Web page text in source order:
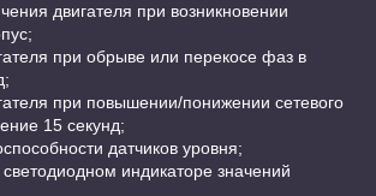
двигателя при возникновении
при обрыве или перекосе фаз в
при повышении/понижении сетевого
15 секунд;
датчиков уровня;
индикаторе значений